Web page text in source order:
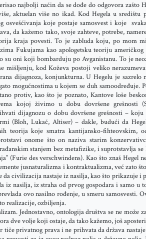
najbolji način da se dođe do odgovora zašto
aktuelan više no ikad. Kod Hegela u središtu
osvešćivanja koje postaje samosvest i koje
da kažemo tako, svoje zahteve, potrebe,
kraja povesti. To je zabluda koju, po mom
Fukujama kao apologetsku teoriju
su oni koji bombarduju po Avganistanu. To je
mišljenju, kod Koževa postoji veliko
dijagnoza, konjunkturna. U Hegelu je
mogućnostima u kojem se duh samoodređuje.
protiv, kao što je poznato, Kantove loše
kojoj živimo u dobu dovršene grešnosti
dijagnozu o dobu dovršene grešnosti –
(Bloh, Lukač, Altiser) – dakle, budući da
teorija koje smatra kantijansko-fihteovskim,
onome što on naziva starim
stanjem bez metafizike, i suprotstavlja se
(Furie des verschwindens). Kao što znaš Hegel
jusnaturalizma i kontraktualizma, već zato
da civilizacija nastaje iz nasilja, kao što prikazuje i
iz nasilja, iz straha od prvog gospodara i samo u
ovo nasilno rođenje, u smeru samosvesti.
realizacije, ozbiljenja.
Jednostavno, ontologija društva se ne može
dve volje koji ostaje, da tako kažemo, još
tiče privatnog prava i ne prihvata da država